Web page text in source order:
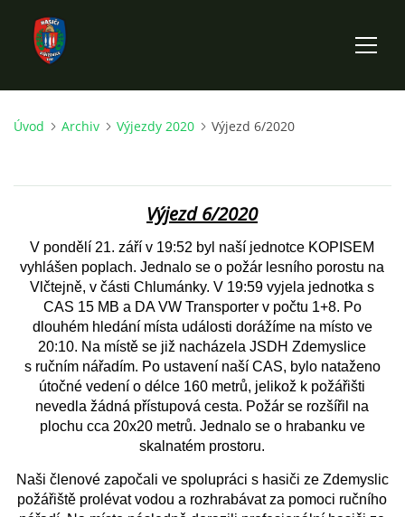
ÚVOD
HISTORIE SBORU
VÝKONNÝ VÝBOR SBORU
DOKUMENTY
VÝJEZDOVÁ JEDNOTKA
FOTOGALERIE
PROBĚHLÉ AKCE
Úvod Archiv Výjezdy 2020 Výjezd 6/2020
Výjezd 6/2020
V pondělí 21. září v 19:52 byl naší jednotce KOPISEM
vyhlášen poplach. Jednalo se o požár lesního porostu na
Vlčtejně, v části Chlumánky. V 19:59 vyjela jednotka s
CAS 15 MB a DA VW Transporter v počtu 1+8. Po
dlouhém hledání místa události dorážíme na místo ve
20:10. Na místě se již nacházela JSDH Zdemyslice
s ručním nářadím. Po ustavení naší CAS, bylo nataženo
útočné vedení o délce 160 metrů, jelikož k požářišti
nevedla žádná přístupová cesta. Požár se rozšířil na
plochu cca 20x20 metrů. Jednalo se o hrabanku ve
skalnatém prostoru.
Naši členové započali ve spolupráci s hasiči ze Zdemyslic
požářiště prolévat vodou a rozhrabávat za pomoci ručního